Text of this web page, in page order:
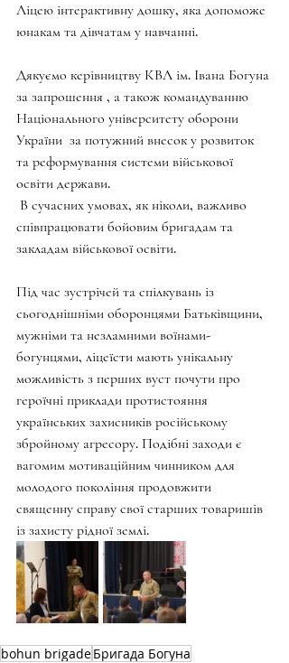
Ліцею інтерактивну дошку, яка допоможе
юнакам та дівчатам у навчанні.
Дякуємо керівництву КВЛ ім. Івана Богуна
за запрошення , а також командуванню
Національного університету оборони
України  за потужний внесок у розвиток
та реформування системи військової
освіти держави.
В сучасних умовах, як ніколи, важливо
співпрацювати бойовим бригадам та
закладам військової освіти.
Під час зустрічей та спілкувань із
сьогоднішніми оборонцями Батьківщини,
мужніми та незламними воїнами-
богунцями, ліцеїсти мають унікальну
можливість з перших вуст почути про
героїчні приклади протистояння
українських захисників російському
збройному агресору. Подібні заходи є
вагомим мотиваційним чинником для
молодого покоління продовжити
священну справу свої старших товаришів
із захисту рідної землі.
bohun brigadeБригада Богуна